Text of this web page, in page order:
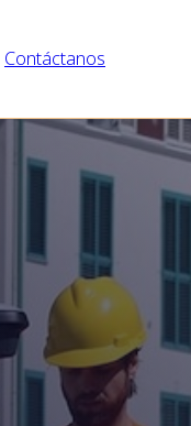
Contáctanos